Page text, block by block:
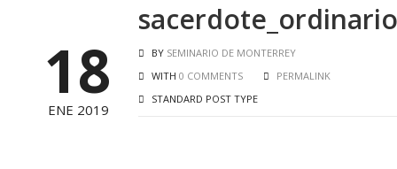
18
ENE 2019
sacerdote_ordinario
BY SEMINARIO DE MONTERREY
WITH 0 COMMENTS
PERMALINK
STANDARD POST TYPE